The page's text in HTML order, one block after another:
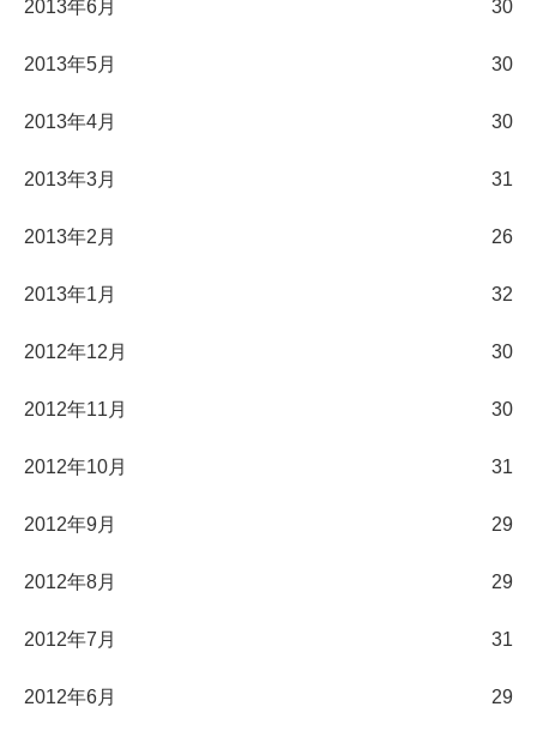
2013年6月 30
2013年5月 30
2013年4月 30
2013年3月 31
2013年2月 26
2013年1月 32
2012年12月 30
2012年11月 30
2012年10月 31
2012年9月 29
2012年8月 29
2012年7月 31
2012年6月 29